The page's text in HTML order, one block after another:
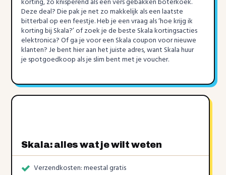
korting, zo knisperend als een vers gebakken boterkoek.
Deze deal? Die pak je net zo makkelijk als een laatste
bitterbal op een feestje. Heb je een vraag als ‘hoe krijg ik
korting bij Skala?’ of zoek je de beste Skala kortingsacties
elektronica? Of ga je voor een Skala coupon voor nieuwe
klanten? Je bent hier aan het juiste adres, want Skala huur
je spotgoedkoop als je slim bent met je voucher.
Skala: alles wat je wilt weten
Verzendkosten: meestal gratis